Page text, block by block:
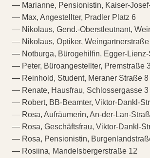
— Marianne, Pensionistin, Kaiser-
— Max, Angestellter, Pradler Platz 6
— Nikolaus, Gend.-Oberstleutnant,
— Nikolaus, Optiker, Weingartnerstraße
— Notburga, Bürogehilfin, Egger-
— Peter, Büroangestellter, Premstraße
— Reinhold, Student, Meraner Straße 8
— Renate, Hausfrau, Schlossergasse 3
— Robert, BB-Beamter, Viktor-Dankl-
— Rosa, Aufräumerin, An-der-Lan-
— Rosa, Geschäftsfrau, Viktor-Dankl-
— Rosa, Pensionistin,
— Rosiina, Mandelsbergerstraße 12